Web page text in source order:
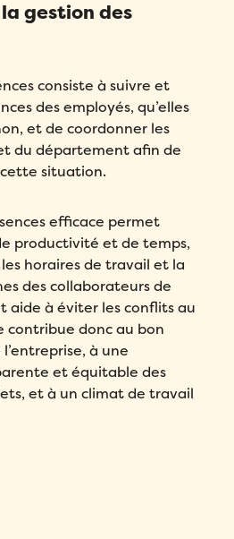
gestion des
consiste à suivre et
des employés, qu’elles
et de coordonner les
du département afin de
situation.
efficace permet
productivité et de temps,
horaires de travail et la
des collaborateurs de
aide à éviter les conflits au
contribue donc au bon
à une
et équitable des
et à un climat de travail